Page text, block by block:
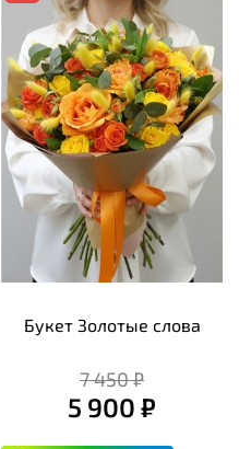
Букет Золотые слова
7 450 ₽
5 900 ₽